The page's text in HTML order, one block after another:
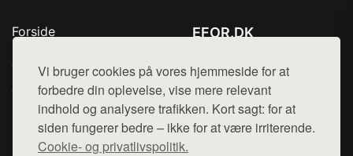
Vi bruger cookies på vores hjemmeside for at
forbedre din oplevelse, vise mere relevant
indhold og analysere trafikken. Kort sagt: for at
siden fungerer bedre – ikke for at være irriterende.
Cookie- og privatlivspolitik.
Forside
Top Rabatter
Jotun maling
Kontakt
EFOR.DK
Mail: hej@want.dk
Cookie- og privatlivspolitik